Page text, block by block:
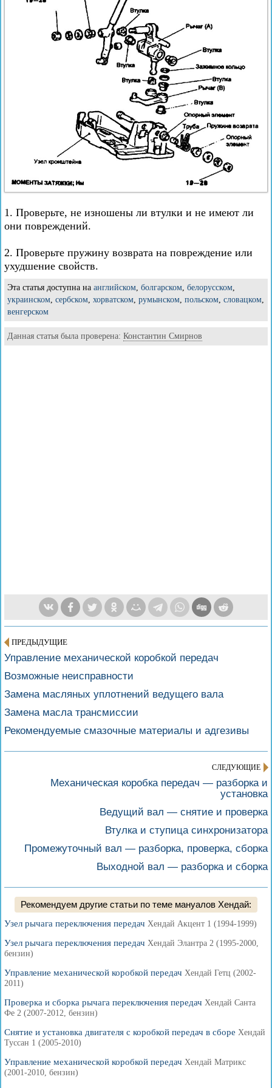
1. Проверьте, не изношены ли втулки и не имеют ли
они повреждений.
2. Проверьте пружину возврата на повреждение или
ухудшение свойств.
Эта статья доступна на английском болгарском белорусском
украинском сербском хорватском румынском польском словацком
венгерском
Данная статья была проверена: Константин Смирнов
ПРЕДЫДУЩИЕ
Управление механической коробкой передач
Возможные неисправности
Замена масляных уплотнений ведущего вала
Замена масла трансмиссии
Рекомендуемые смазочные материалы и адгезивы
СЛЕДУЮЩИЕ
Механическая коробка передач — разборка и
установка
Ведущий вал — снятие и проверка
Втулка и ступица синхронизатора
Промежуточный вал — разборка, проверка, сборка
Выходной вал — разборка и сборка
Рекомендуем другие статьи по теме мануалов Хендай:
Узел рычага переключения передач Хендай Акцент 1 (1994-1999)
Узел рычага переключения передач Хендай Элантра 2 (1995-2000,
бензин)
Управление механической коробкой передач Хендай Гетц (2002-
2011)
Проверка и сборка рычага переключения передач Хендай Санта
Фе 2 (2007-2012, бензин)
Снятие и установка двигателя с коробкой передач в сборе Хендай
Туссан 1 (2005-2010)
Управление механической коробкой передач Хендай Матрикс
(2001-2010, бензин)